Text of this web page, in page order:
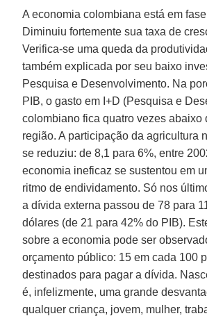
A economia colombiana está em
Diminuiu fortemente sua taxa de
Verifica-se uma queda da
também explicada por seu baixo
Pesquisa e Desenvolvimento. Na
PIB, o gasto em I+D (Pesquisa e
colombiano fica quatro vezes abaixo
região. A participação da agricultura
se reduziu: de 8,1 para 6%, entre
economia ineficaz se sustentou em
ritmo de endividamento. Só nos
a dívida externa passou de 78 para
dólares (de 21 para 42% do PIB).
sobre a economia pode ser
orçamento público: 15 em cada 100
destinados para pagar a dívida.
é, infelizmente, uma grande
qualquer criança, jovem, mulher,